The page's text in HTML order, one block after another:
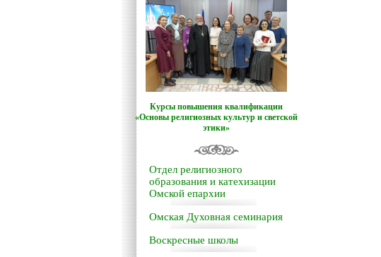
Курсы повышения квалификации
«Основы религиозных культур и светской
этики»
Отдел религиозного
образования и катехизации
Омской епархии
Омская Духовная семинария
Воскресные школы